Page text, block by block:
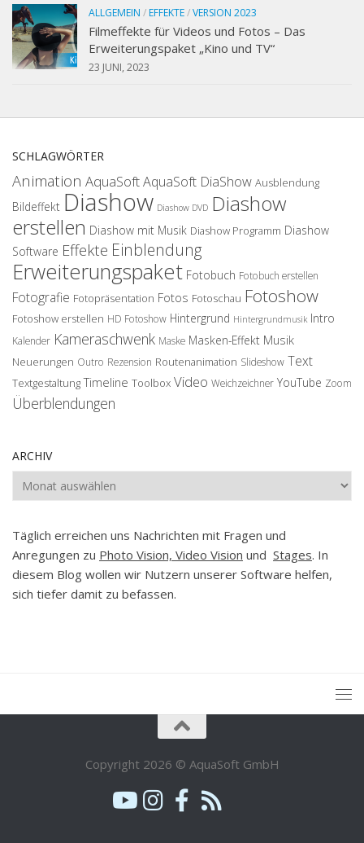
ALLGEMEIN / EFFEKTE/VERSION 2023
Filmeffekte für Videos und Fotos – Das
Erweiterungspaket „Kino und TV“
23 JUNI, 2023
SCHLAGWÖRTER
Animation AquaSoftAquaSoft DiaShow Ausblendung
Bildeffekt Diashow Diashow DVD Diashow
erstellen Diashow mit Musik Diashow Programm Diashow
Software Effekte Einblendung
Erweiterungspaket Fotobuch Fotobuch erstellen
Fotografie Fotopräsentation Fotos Fotoschau Fotoshow
Fotoshow erstellen HD Fotoshow Hintergrund Hintergrundmusik Intro
Kalender Kameraschwenk Maske Masken-Effekt Musik
Neuerungen Outro Rezension Routenanimation Slideshow Text
Textgestaltung Timeline Toolbox Video Weichzeichner YouTube Zoom
Überblendungen
ARCHIV
Archiv
Täglich erreichen uns Nachrichten mit Fragen und
Anregungen zu Photo Vision, Video Vision und Stages. In
diesem Blog wollen wir Nutzern unserer Software helfen,
sich tiefer damit zu befassen.
Copyright 2026 © AquaSoft GmbH